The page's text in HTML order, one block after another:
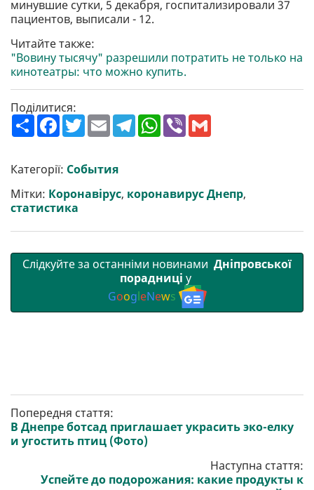
минувшие сутки, 5 декабря, госпитализировали 37
пациентов, выписали - 12.
Читайте также:
"Вовину тысячу" разрешили потратить не только на
кинотеатры: что можно купить.
Поділитися:
П
о
р
и
т
и
F
a
b
o
o
k
T
w
t
e
r
E
m
l
T
e
a
m
W
h
p
p
V
Категорії: События
Мітки: Коронавірус, коронавирус Днепр,
статистика
Слідкуйте за останніми новинами Дніпровської
порадниці у
GoogleNews
Попередня стаття:
В Днепре ботсад приглашает украсить эко-елку
и угостить птиц (Фото)
Наступна стаття:
Успейте до подорожания: какие продукты к